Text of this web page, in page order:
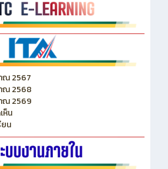
ณ 2567
ณ 2568
ณ 2569
ห็น
ยน